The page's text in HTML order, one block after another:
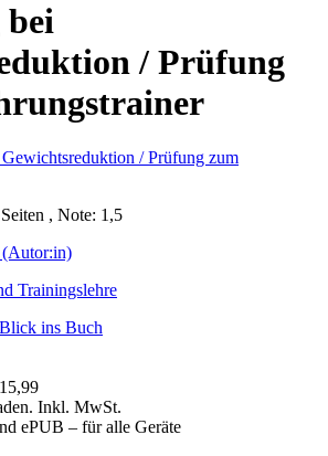
bei
/ Prüfung
, Note: 1,5
(Autor:in)
Trainingslehre
Blick ins Buch
Inkl. MwSt.
ePUB – für alle Geräte